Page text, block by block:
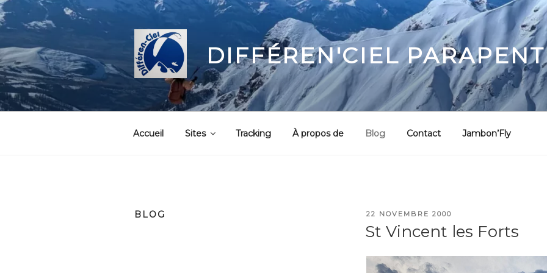
Aller
au
contenu
principal
DIFFÉREN'CIEL
Accueil Sites Tracking À propos de Blog Contact Jambon’Fly
BLOG
PUBLIÉ
22 NOVEMBRE 2000
St Vincent les Forts